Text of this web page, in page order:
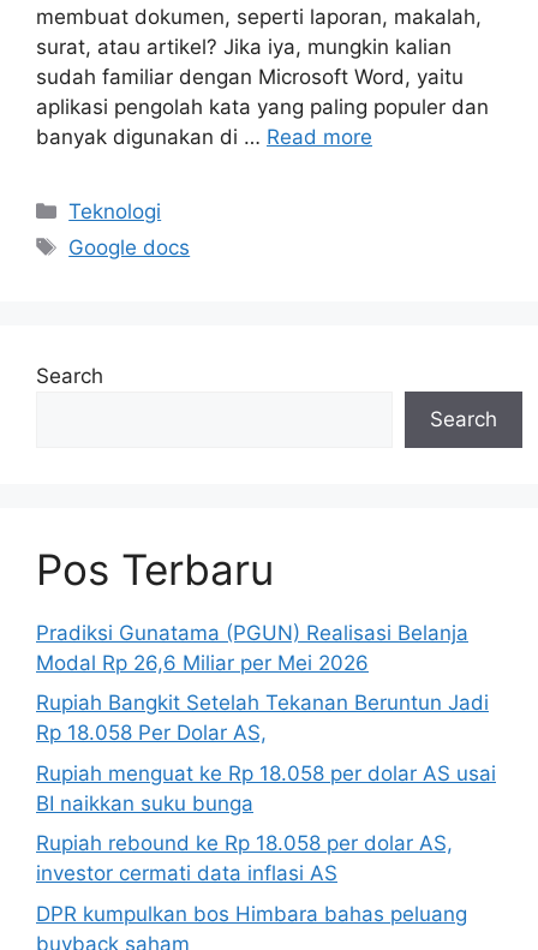
membuat dokumen, seperti laporan, makalah,
surat, atau artikel? Jika iya, mungkin kalian
sudah familiar dengan Microsoft Word, yaitu
aplikasi pengolah kata yang paling populer dan
banyak digunakan di … Read more
Categories
Teknologi
Tags
Google docs
Search
Search
Pos Terbaru
Pradiksi Gunatama (PGUN) Realisasi Belanja
Modal Rp 26,6 Miliar per Mei 2026
Rupiah Bangkit Setelah Tekanan Beruntun Jadi
Rp 18.058 Per Dolar AS,
Rupiah menguat ke Rp 18.058 per dolar AS usai
BI naikkan suku bunga
Rupiah rebound ke Rp 18.058 per dolar AS,
investor cermati data inflasi AS
DPR kumpulkan bos Himbara bahas peluang
buyback saham